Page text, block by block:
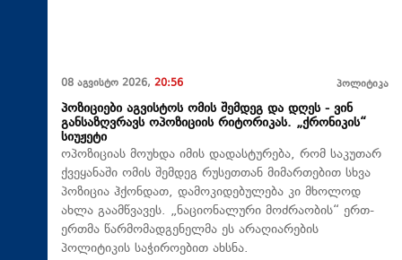
08 აგვისტო 2026, 20:56 პოლიტიკა
პოზიციები აგვისტოს ომის შემდეგ და დღეს - ვინ
განსაზღვრავს ოპოზიციის რიტორიკას. „ქრონიკის“
სიუჟეტი
ოპოზიციას მოუხდა იმის დადასტურება, რომ საკუთარ
ქვეყანაში ომის შემდეგ რუსეთთან მიმართებით სხვა
პოზიცია ჰქონდათ, დამოკიდებულება კი მხოლოდ
ახლა გაამწვავეს. „ნაციონალური მოძრაობის“ ერთ-
ერთმა წარმომადგენელმა ეს არაღიარების
პოლიტიკის საჭიროებით ახსნა.